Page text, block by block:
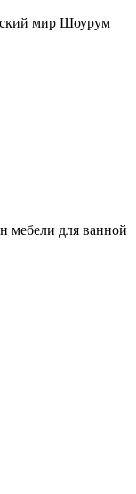
мир Шоурум
мебели для ванной